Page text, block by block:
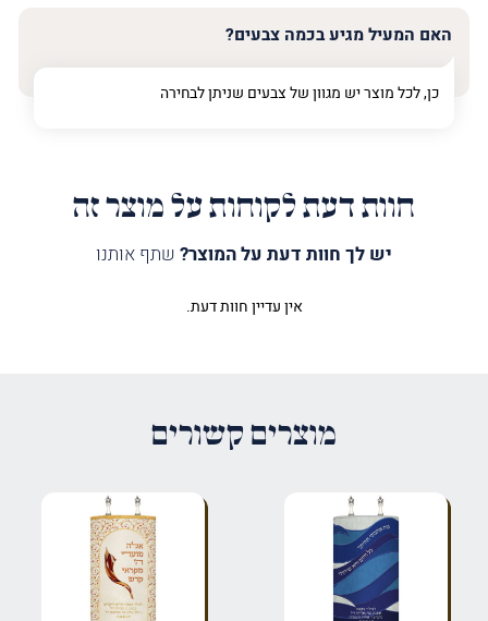
האם המעיל מגיע בכמה צבעים?
כן, לכל מוצר יש מגוון של צבעים שניתן לבחירה
חוות דעת לקוחות על מוצר זה
יש לך חוות דעת על המוצר? שתף אותנו
הביקורת שלך*
אין עדיין חוות דעת.
מוצרים קשורים